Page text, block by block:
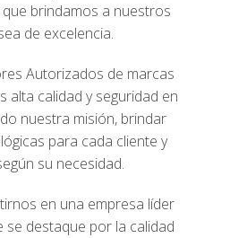
brindamos a nuestros
de excelencia.
Autorizados de marcas
alta calidad y seguridad en
nuestra misión, brindar
para cada cliente y
su necesidad.
en una empresa líder
se destaque por la calidad